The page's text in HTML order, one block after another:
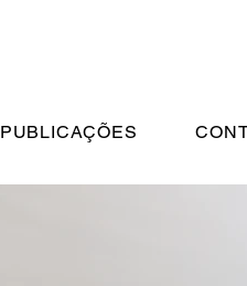
PUBLICAÇÕES